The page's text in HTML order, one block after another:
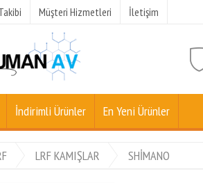
Müşteri Hizmetleri İletişim
İndirimli Ürünler En Yeni Ürünler
LRF KAMIŞLAR SHİMANO